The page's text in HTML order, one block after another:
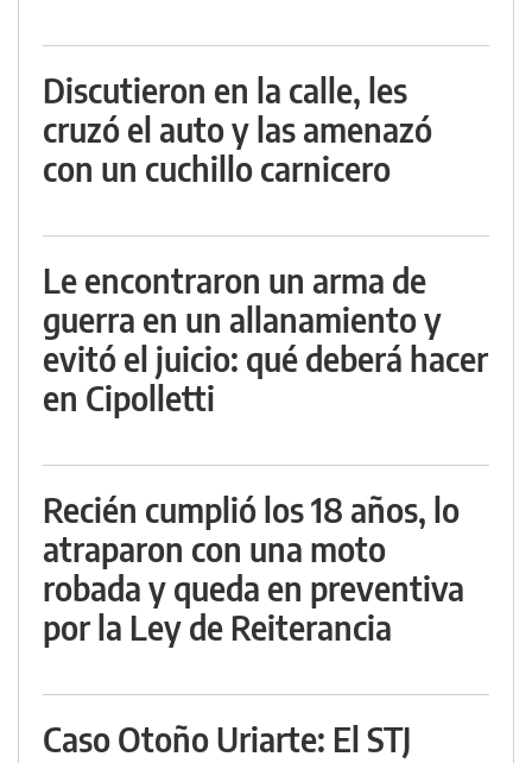
Discutieron en la calle, les
cruzó el auto y las amenazó
con un cuchillo carnicero
Le encontraron un arma de
guerra en un allanamiento y
evitó el juicio: qué deberá hacer
en Cipolletti
Recién cumplió los 18 años, lo
atraparon con una moto
robada y queda en preventiva
por la Ley de Reiterancia
Caso Otoño Uriarte: El STJ